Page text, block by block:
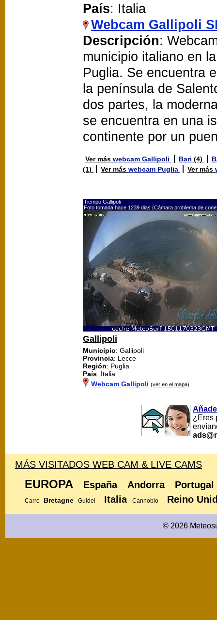
País: Italia
Webcam Gallipoli
Descripción:
municipio italiano en
Puglia. Se encuentra
la península de
dos partes, la
se encuentra en una
continente por un
Ver más webcam Gallipoli Bari (4)
(1)
Ver más webcam Puglia Ver más
Tiempo Gallipoli
Foto tomada hace 1239 dias (Cámara problema de
Gallipoli
Municipio: Gallipoli
Provincia: Lecce
Región: Puglia
País: Italia
Webcam Gallipoli (ver en el mapa)
¿Eres
MÁS VISITADOS WEB CAM & LIVE CAMS
EUROPA España Andorra Portugal
Carro Bretagne Guidel Italia Cannobio Reino
© 2026